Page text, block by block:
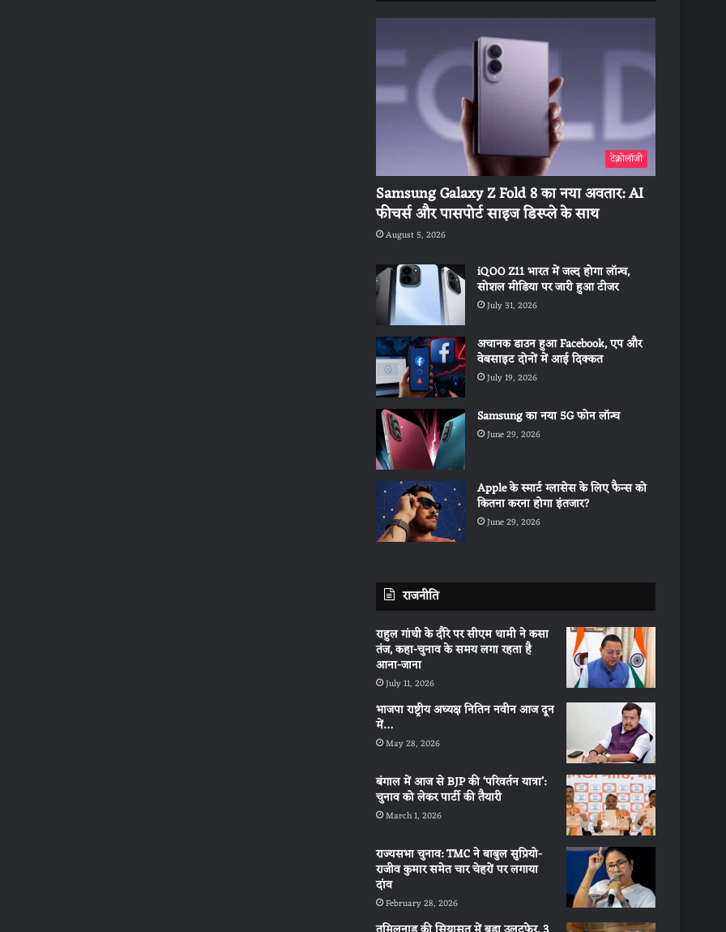
टेक्नोलॉजी
Samsung Galaxy Z Fold 8 का नया अवतार: AI
फीचर्स और पासपोर्ट साइज डिस्प्ले के साथ
August 5, 2026
iQOO Z11 भारत में जल्द होगा लॉन्च,
सोशल मीडिया पर जारी हुआ टीजर
July 31, 2026
अचानक डाउन हुआ Facebook, एप और
वेबसाइट दोनों में आई दिक्कत
July 19, 2026
Samsung का नया 5G फोन लॉन्च
June 29, 2026
Apple के स्मार्ट ग्लासेस के लिए फैन्स को
कितना करना होगा इंतजार?
June 29, 2026
राजनीति
राहुल गांधी के दौरे पर सीएम धामी ने कसा
तंज, कहा-चुनाव के समय लगा रहता है
आना-जाना
July 11, 2026
भाजपा राष्ट्रीय अध्यक्ष नितिन नवीन आज दून
में…
May 28, 2026
बंगाल में आज से BJP की ‘परिवर्तन यात्रा’:
चुनाव को लेकर पार्टी की तैयारी
March 1, 2026
राज्यसभा चुनाव: TMC ने बाबुल सुप्रियो-
राजीव कुमार समेत चार चेहरों पर लगाया
दांव
February 28, 2026